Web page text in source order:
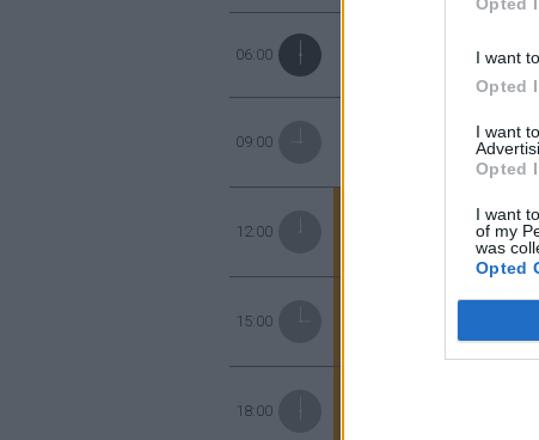
I want
Opted
I want
Opted
I want
of my
was
Opted
06:00
24 Km/h
09:00
35 Km/h
Ριπές
12:00
6 Μπφ BA
45 Km/h
Ριπές
15:00
5 Μπφ BA
18:00